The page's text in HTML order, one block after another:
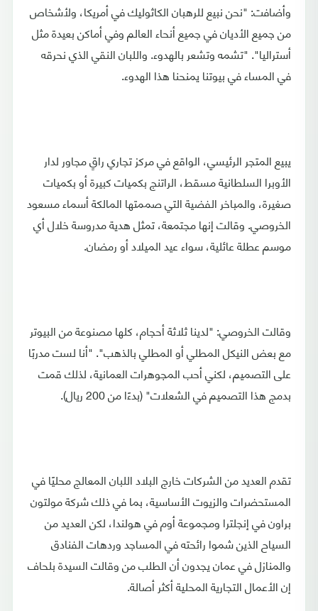
وأضافت: "نحن نبيع للرهبان الكاثوليك في أمريكا، ولأشخاص
من جميع الأديان في جميع أنحاء العالم وفي أماكن بعيدة مثل
أستراليا". "تشمه وتشعر بالهدوء. واللبان النقي الذي نحرقه
في المساء في بيوتنا يمنحنا هذا الهدوء.
يبيع المتجر الرئيسي، الواقع في مركز تجاري راقٍ مجاور لدار
الأوبرا السلطانية مسقط، الراتنج بكميات كبيرة أو بكميات
صغيرة، والمباخر الفضية التي صممتها المالكة أسماء مسعود
الخروصي. وقالت إنها مجتمعة، تمثل هدية مدروسة خلال أي
موسم عطلة عائلية، سواء عيد الميلاد أو رمضان.
وقالت الخروصي: "لدينا ثلاثة أحجام، كلها مصنوعة من البيوتر
مع بعض النيكل المطلي أو المطلي بالذهب". "أنا لست مدربًا
على التصميم، لكني أحب المجوهرات العمانية، لذلك قمت
بدمج هذا التصميم في الشعلات" (بدءًا من 200 ريال).
تقدم العديد من الشركات خارج البلاد اللبان المعالج محليًا في
المستحضرات والزيوت الأساسية، بما في ذلك شركة مولتون
براون في إنجلترا ومجموعة أوم في هولندا، لكن العديد من
السياح الذين شموا رائحته في المساجد وردهات الفنادق
والمنازل في عمان يجدون أن الطلب من وقالت السيدة بلحاف
إن الأعمال التجارية المحلية أكثر أصالة.